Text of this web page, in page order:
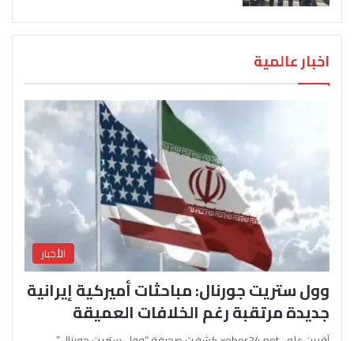
اخبار عالمية
الأخبار
وول ستريت جورنال: مباحثات أميركية إيرانية
جديدة مرتقبة رغم الخلافات العميقة